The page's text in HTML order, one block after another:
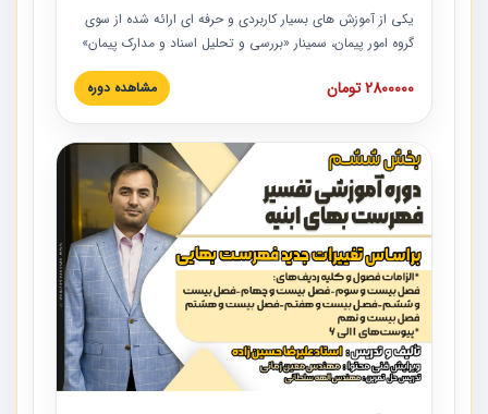
یکی از آموزش‏‏‏‏‏‏ های بسیار کاربردی و حرفه‏ ای ارائه شده از سوی
گروه امور پیمان، سمینار «بررسی و تحلیل اسناد و مدارک پیمان»
است که در دانشگاه صنعتی شریف ارائه شد. در این آموزش
نکات کلیدی مربوط به اسناد و مدارک پیمان، اولویت بندی اسناد
پیمان به همراه تجربیات عملی در این خصوص ارائه شده است.
2800000 تومان مشاهده دوره